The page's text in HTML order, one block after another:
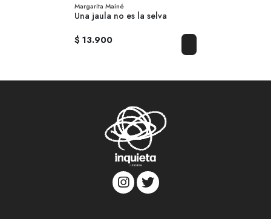
Margarita Mainé
Una jaula no es la selva
$ 13.900